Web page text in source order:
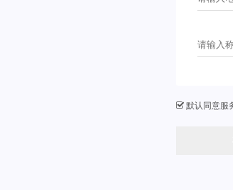
默认同意服